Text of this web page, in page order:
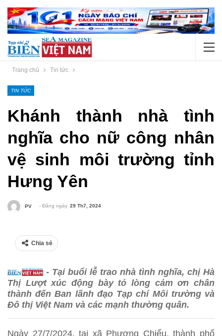
Trang chủ Tin tức
TIN TỨC
Khánh thành nhà tình
nghĩa cho nữ công nhân
vệ sinh môi trường tỉnh
Hưng Yên
PV - Đăng ngày 29 Th7, 2024
Chia sẻ
- Tại buổi lễ trao nhà tình nghĩa, chị Hà
Thị Lượt xúc động bày tỏ lòng cảm ơn chân
thành đến Ban lãnh đạo Tạp chí Môi trường và
Đô thị Việt Nam và các mạnh thường quân.
Ngày 27/7/2024, tại xã Phương Chiểu, thành phố